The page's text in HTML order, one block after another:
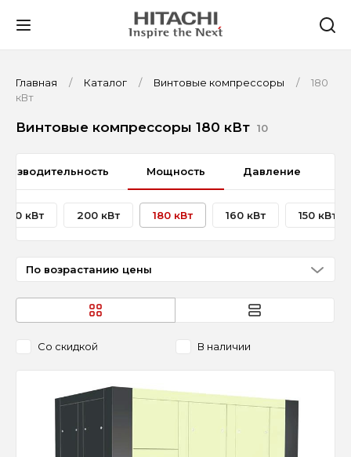
Главная Каталог Винтовые компрессоры
180
кВт
Винтовые компрессоры 180 кВт 10
Мощность Давление
240 кВт 200 кВт 180 кВт 160 кВт 150 кВт
По возрастанию цены
Со скидкой В наличии